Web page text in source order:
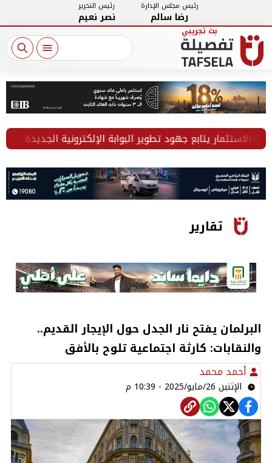
رئيس مجلس الإدارة
رضا سالم
رئيس التحرير
نصر نعيم
يتابع جهود تطوير البوابة الإلكترونية الجديدة
تقارير
البرلمان يفتح نار الجدل حول الإيجار القديم..
والنقابات: كارثة اجتماعية تلوح بالأفق
أحمد محمد
الإثنين 26/مايو/2025 - 10:39 م